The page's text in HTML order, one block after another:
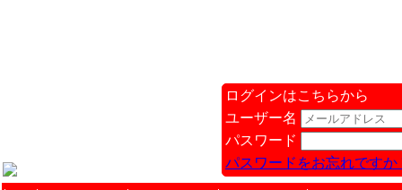
ログインはこちらから
ユーザー名
パスワード
パスワードをお忘れですか